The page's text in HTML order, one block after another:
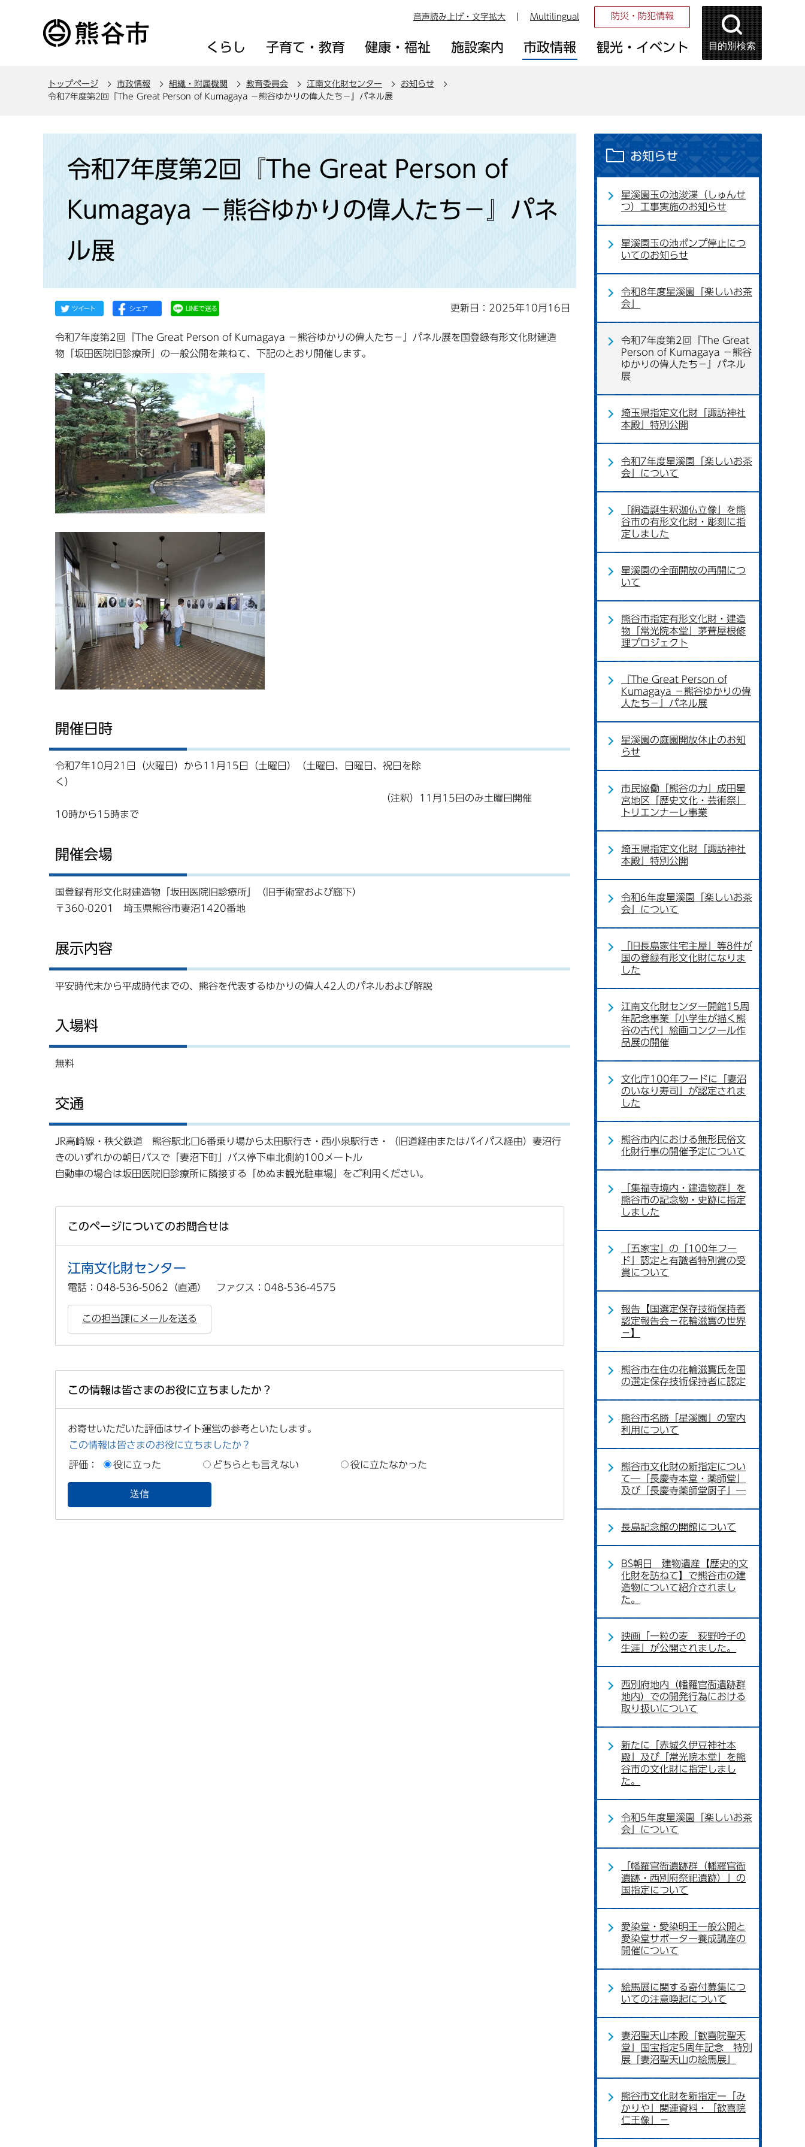
音声読み上げ・文字拡大 Multilingual 防災・防犯情報
くらし 子育て・教育 健康・福祉 施設案内 市政情報 観光・イベント 目的別検索
トップページ 市政情報 組織・附属機関 教育委員会 江南文化財センター
お知らせ
令和7年度第2回『The Great Person of Kumagaya －熊谷ゆかりの偉人たち－』パネル展
令和7年度第2回『The Great Person of
Kumagaya －熊谷ゆかりの偉人たち－』パネ
ル展
更新日：2025年10月16日
令和7年度第2回『The Great Person of Kumagaya －熊谷ゆかりの偉人たち－』パネル展を国登録有形文化財建造
物「坂田医院旧診療所」の一般公開を兼ねて、下記のとおり開催します。
開催日時
令和7年10月21日（火曜日）から11月15日（土曜日）（土曜日、日曜日、祝日を除
く）
（注釈）11月15日のみ土曜日開催
10時から15時まで
開催会場
国登録有形文化財建造物「坂田医院旧診療所」（旧手術室および廊下）
〒360-0201 埼玉県熊谷市妻沼1420番地
展示内容
平安時代末から平成時代までの、熊谷を代表するゆかりの偉人42人のパネルおよび解説
入場料
無料
交通
JR高崎線・秩父鉄道 熊谷駅北口6番乗り場から太田駅行き・西小泉駅行き・（旧道経由またはバイパス経由）妻沼行
きのいずれかの朝日バスで「妻沼下町」バス停下車北側約100メートル
自動車の場合は坂田医院旧診療所に隣接する「めぬま観光駐車場」をご利用ください。
このページについてのお問合せは
江南文化財センター
電話：048-536-5062（直通） ファクス：048-536-4575
この担当課にメールを送る
この情報は皆さまのお役に立ちましたか？
お寄せいただいた評価はサイト運営の参考といたします。
この情報は皆さまのお役に立ちましたか？
評価： 役に立った どちらとも言えない 役に立たなかった
お知らせ
星溪園玉の池浚渫（しゅんせ
つ）工事実施のお知らせ
星溪園玉の池ポンプ停止につ
いてのお知らせ
令和8年度星溪園「楽しいお茶
会」
令和7年度第2回『The Great
Person of Kumagaya －熊谷
ゆかりの偉人たち－』パネル
展
埼玉県指定文化財「諏訪神社
本殿」特別公開
令和7年度星溪園「楽しいお茶
会」について
「銅造誕生釈迦仏立像」を熊
谷市の有形文化財・彫刻に指
定しました
星溪園の全面開放の再開につ
いて
熊谷市指定有形文化財・建造
物「常光院本堂」茅葺屋根修
理プロジェクト
『The Great Person of
Kumagaya －熊谷ゆかりの偉
人たち－』パネル展
星溪園の庭園開放休止のお知
らせ
市民協働「熊谷の力」成田星
宮地区「歴史文化・芸術祭」
トリエンナーレ事業
埼玉県指定文化財「諏訪神社
本殿」特別公開
令和6年度星溪園「楽しいお茶
会」について
「旧長島家住宅主屋」等8件が
国の登録有形文化財になりま
した
江南文化財センター開館15周
年記念事業「小学生が描く熊
谷の古代」絵画コンクール作
品展の開催
文化庁100年フードに「妻沼
のいなり寿司」が認定されま
した
熊谷市内における無形民俗文
化財行事の開催予定について
「集福寺境内・建造物群」を
熊谷市の記念物・史跡に指定
しました
「五家宝」の「100年フー
ド」認定と有識者特別賞の受
賞について
報告【国選定保存技術保持者
認定報告会－花輪滋實の世界
－】
熊谷市在住の花輪滋實氏を国
の選定保存技術保持者に認定
熊谷市名勝「星溪園」の室内
利用について
熊谷市文化財の新指定につい
て―「長慶寺本堂・薬師堂」
及び「長慶寺薬師堂厨子」―
長島記念館の開館について
BS朝日 建物遺産【歴史的文
化財を訪ねて】で熊谷市の建
造物について紹介されまし
た。
映画「一粒の麦 荻野吟子の
生涯」が公開されました。
西別府地内（幡羅官衙遺跡群
地内）での開発行為における
取り扱いについて
新たに「赤城久伊豆神社本
殿」及び「常光院本堂」を熊
谷市の文化財に指定しまし
た。
令和5年度星溪園「楽しいお茶
会」について
「幡羅官衙遺跡群（幡羅官衙
遺跡・西別府祭祀遺跡）」の
国指定について
愛染堂・愛染明王一般公開と
愛染堂サポーター養成講座の
開催について
絵馬展に関する寄付募集につ
いての注意喚起について
妻沼聖天山本殿「歓喜院聖天
堂」国宝指定5周年記念 特別
展「妻沼聖天山の絵馬展」
熊谷市文化財を新指定ー「み
かりや」関連資料・「歓喜院
仁王像」－